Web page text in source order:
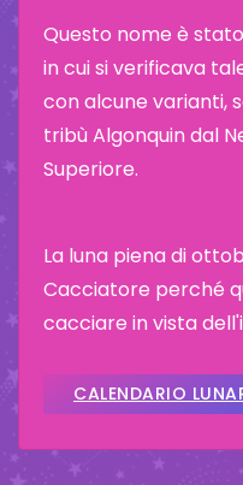
Questo nome è
in cui si verificava
con alcune varianti,
tribù Algonquin dal
Superiore.
La luna piena di
Cacciatore perché
cacciare in vista
CALENDARIO